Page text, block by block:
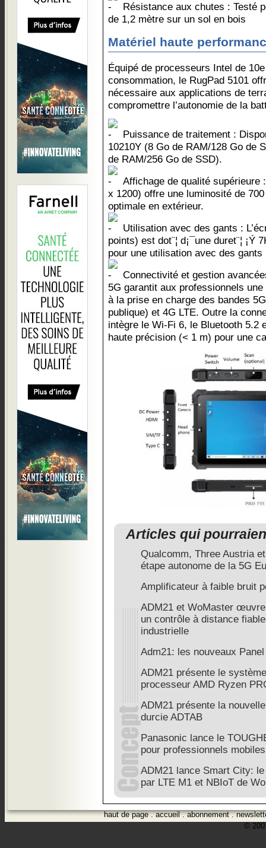
Résistance aux chutes : Testé
de 1,2 mètre sur un sol en bois
Matériel haute
Équipé de processeurs Intel de
consommation, le RugPad 5101
nécessaire aux applications de
compromettre l’autonomie de la
Puissance de traitement :
10210Y (8 Go de RAM/128 Go de
de RAM/256 Go de SSD).
Affichage de qualité supérieure
x 1200) offre une luminosité de
optimale en extérieur.
Utilisation avec des gants :
points) est dot¨¦ d¡¯une duret¨¦ ¡Ý
pour une utilisation avec des
Connectivité et gestion
5G garantit aux professionnels
à la prise en charge des bandes
publique) et 4G LTE. Outre la
intègre le Wi-Fi 6, le Bluetooth 5.2
haute précision (< 1 m) pour une
Articles qui
Qualcomm, Three Austria
étape autonome de la 5G
Amplificateur à faible bruit
ADM21 et WoMaster
un contrôle à distance
industrielle
Adm21: les nouveaux
ADM21 présente le
processeur AMD Ryzen
ADM21 présente la
durcie ADTAB
Panasonic lance le
pour professionnels mobiles
ADM21 lance Smart City:
par LTE M1 et NBIoT de
haut de page.accueil.abonnement.
©